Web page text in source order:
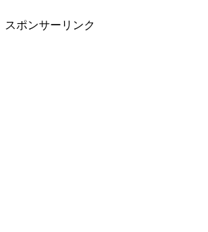
スポンサーリンク